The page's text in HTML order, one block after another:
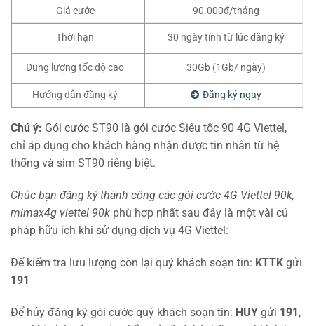
Giá cước
90.000đ/tháng
Thời hạn 30 ngày tính từ lúc đăng ký
Dung lượng tốc độ cao 30Gb (1Gb/ ngày)
Hướng dẫn đăng ký Đăng ký ngay
Chú ý: Gói cước ST90 là gói cước Siêu tốc 90 4G Viettel,
chỉ áp dụng cho khách hàng nhận được tin nhắn từ hệ
thống và sim ST90 riêng biệt.
Chúc bạn đăng ký thành công các gói cước 4G Viettel 90k,
mimax4g viettel 90k phù hợp nhất sau đây là một vài cú
pháp hữu ích khi sử dụng dịch vụ 4G Viettel:
Để kiểm tra lưu lượng còn lại quý khách soạn tin: KTTK gửi
191
Để hủy đăng ký gói cước quý khách soạn tin: HUY gửi 191,